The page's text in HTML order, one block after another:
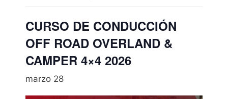
CURSO DE CONDUCCIÓN
OFF ROAD OVERLAND &
CAMPER 4×4 2026
marzo 28